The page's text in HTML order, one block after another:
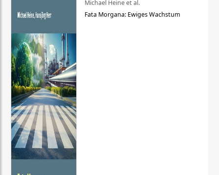
Michael Heine et al.
Fata Morgana: Ewiges Wachstum